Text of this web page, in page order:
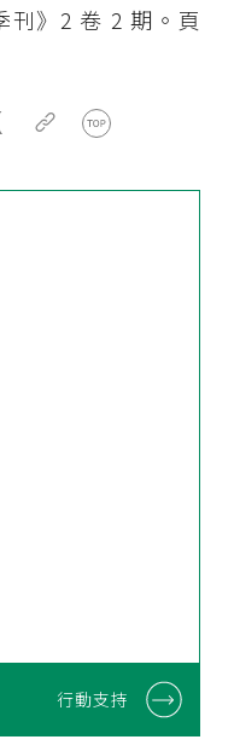
刊》2 卷 2 期。頁
行動支持